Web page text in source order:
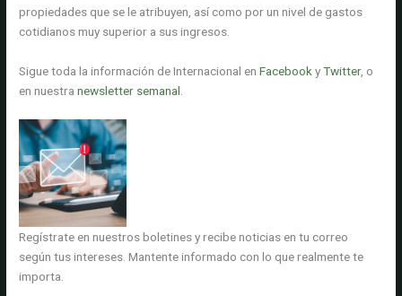
propiedades que se le atribuyen, así como por un nivel de gastos
cotidianos muy superior a sus ingresos.
Sigue toda la información de Internacional enFacebook yTwitter, o
en nuestranewsletter semanal
Regístrate en nuestros boletines y recibe noticias en tu correo
según tus intereses. Mantente informado con lo que realmente te
importa.